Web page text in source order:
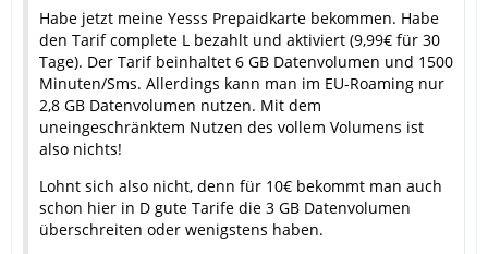
Habe jetzt meine Yesss Prepaidkarte bekommen. Habe
den Tarif complete L bezahlt und aktiviert (9,99€ für 30
Tage). Der Tarif beinhaltet 6 GB Datenvolumen und 1500
Minuten/Sms. Allerdings kann man im EU-Roaming nur
2,8 GB Datenvolumen nutzen. Mit dem
uneingeschränktem Nutzen des vollem Volumens ist
also nichts!
Lohnt sich also nicht, denn für 10€ bekommt man auch
schon hier in D gute Tarife die 3 GB Datenvolumen
überschreiten oder wenigstens haben.